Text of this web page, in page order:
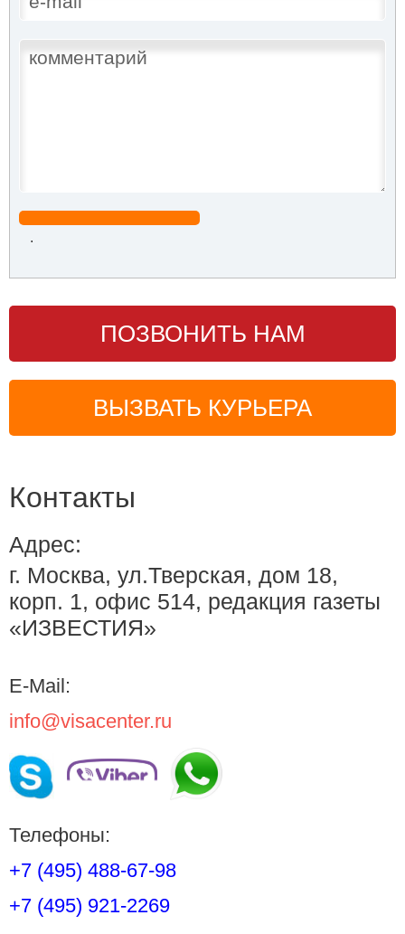
.
ПОЗВОНИТЬ НАМ
ВЫЗВАТЬ КУРЬЕРА
Контакты
Адрес:
г. Москва, ул.Тверская, дом 18,
корп. 1, офис 514, редакция газеты
«ИЗВЕСТИЯ»
E-Mail:
info@visacenter.ru
Телефоны:
+7 (495) 488-67-98
+7 (495) 921-2269